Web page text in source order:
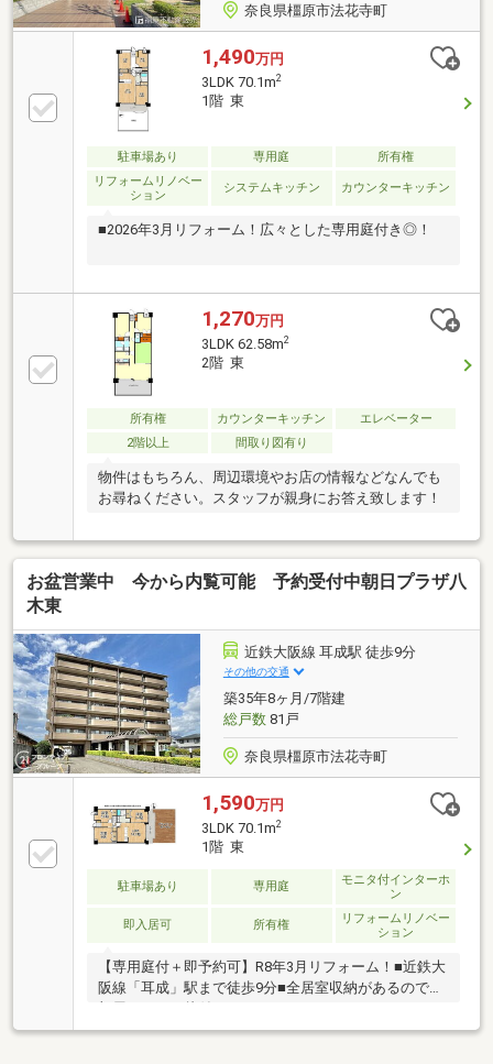
奈良県橿原市法花寺町
1,490万円
3LDK 70.1m2
1階 東
駐車場あり 専用庭
所有権
リフォームリノベー
ション
システムキッチン カウンターキッチン
■2026年3月リフォーム！広々とした専用庭付き◎！
1,270万円
3LDK 62.58m2
2階 東
所有権 カウンターキッチン
エレベーター
2階以上
間取り図有り
物件はもちろん、周辺環境やお店の情報などなんでも
お尋ねください。スタッフが親身にお答え致します！
お盆営業中 今から内覧可能 予約受付中朝日プラザ八
木東
近鉄大阪線 耳成駅 徒歩9分
その他の交通
築35年8ヶ月/7階建
総戸数81戸
奈良県橿原市法花寺町
1,590万円
3LDK 70.1m2
1階 東
駐車場あり 専用庭
モニタ付インターホ
ン
即入居可 所有権
リフォームリノベー
ション
【専用庭付＋即予約可】R8年3月リフォーム！■近鉄大
阪線「耳成」駅まで徒歩9分■全居室収納があるのでお
部屋スッキリ片付きます■カウンターキッチンのため
お子様の様子を見ながらお料理ができます